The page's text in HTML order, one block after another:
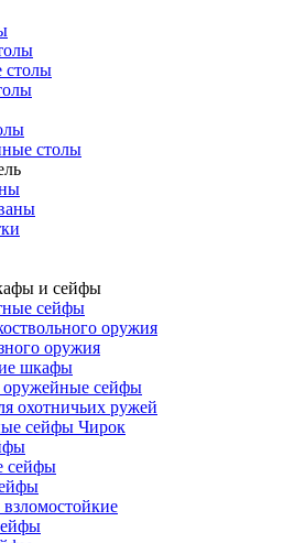
столы
столы
и сейфы
сейфы
оружия
оружия
шкафы
сейфы
охотничьих ружей
сейфы Чирок
сейфы